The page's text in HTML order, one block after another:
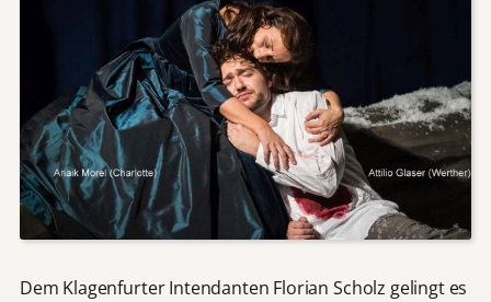
Dem Klagenfurter Intendanten Florian Scholz gelingt es